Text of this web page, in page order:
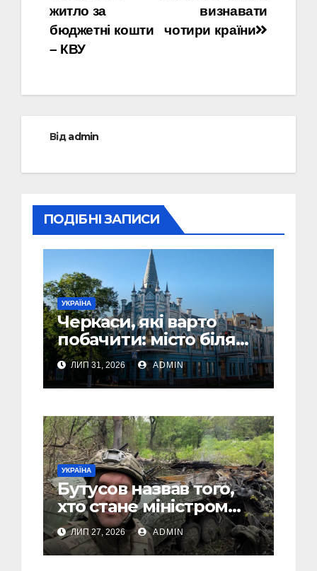
визнавати
чотири країни
житло за
бюджетні кошти
– КВУ
Відadmin
ПОДІБНІ ЗАПИСИ
УКРАЇНА
Черкаси, які варто
побачити: місто біля
Дніпра, зелені парки
та місця з особливою
атмосферою
ЛИП 31, 2026 ADMIN
УКРАЇНА
Бутусов назвав того,
хто стане міністром
оборони України, і
пояснив, чому інакше
не може бути
ЛИП 27, 2026 ADMIN